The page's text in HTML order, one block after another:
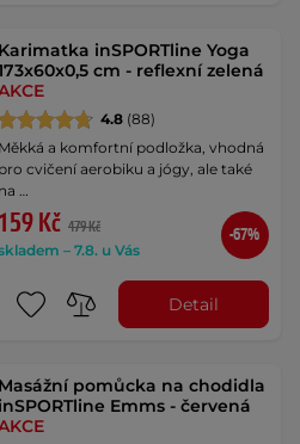
Karimatka inSPORTline Yoga
cm - reflexní zelená
4.8 (88)
Měkká a komfortní podložka, vhodná
pro cvičení aerobiku a jógy, ale také
na …
159 Kč 479 Kč
– 7.8. u Vás
-67%
Detail
Masážní pomůcka na chodidla
inSPORTline Emms - červená